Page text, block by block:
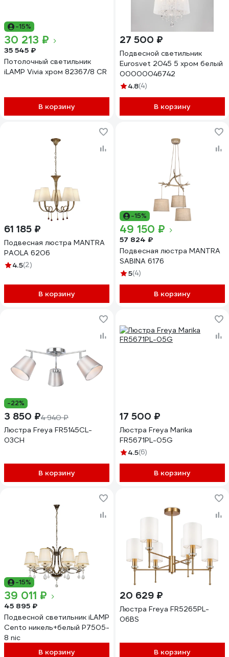
-15%
30 213 ₽
35 545 ₽
Потолочный светильник
iLAMP Vivia хром 82367/8 CR
В корзину
27 500 ₽
Подвесной светильник
Eurosvet 2045 5 хром белый
00000046742
4.8(4)
В корзину
61 185 ₽
Подвесная люстра MANTRA
PAOLA 6206
4.5(2)
В корзину
-15%
49 150 ₽
57 824 ₽
Подвесная люстра MANTRA
SABINA 6176
5(4)
В корзину
-22%
3 850 ₽4 940 ₽
Люстра Freya FR5145CL-
03CH
В корзину
17 500 ₽
Люстра Freya Marika
FR5671PL-05G
4.5(6)
В корзину
-15%
39 011 ₽
45 895 ₽
Подвесной светильник iLAMP
Cento никель+белый P7505-
8 nic
В корзину
20 629 ₽
Люстра Freya FR5265PL-
06BS
В корзину